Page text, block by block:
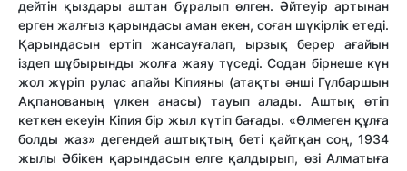
дейтін қыздары аштан бұралып өлген. Әйтеуір артынан
ерген жалғыз қарындасы аман екен, соған шүкірлік етеді.
Қарындасын ертіп жансауғалап, ырзық берер ағайын
іздеп шұбырынды жолға жаяу түседі. Содан бірнеше күн
жол жүріп рулас апайы Кіпияны (атақты әнші Гүлбаршын
Ақпанованың үлкен анасы) тауып алады. Аштық өтіп
кеткен екеуін Кіпия бір жыл күтіп бағады. «Өлмеген құлға
болды жаз» дегендей аштықтың беті қайтқан соң, 1934
жылы Әбікен қарындасын елге қалдырып, өзі Алматыға